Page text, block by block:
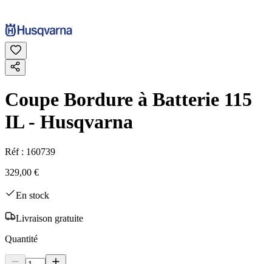
Coupe Bordure à Batterie 115
IL - Husqvarna
Réf : 160739
329,00 €
En stock
Livraison gratuite
Quantité